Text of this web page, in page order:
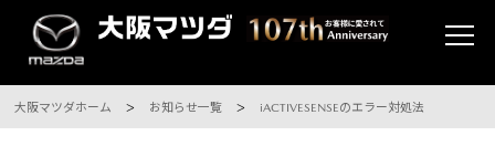
大阪マツダホーム お知らせ一覧 iACTIVESENSEのエラー対処法